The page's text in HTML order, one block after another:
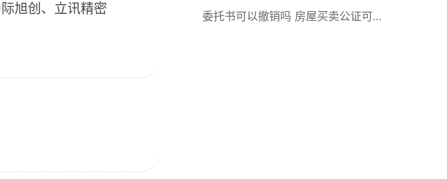
旭创、立讯精密 般包括这些条款
委托书可以撤销吗 房屋买卖公证可